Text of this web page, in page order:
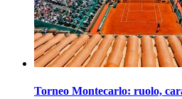
Torneo Montecarlo: ruolo,